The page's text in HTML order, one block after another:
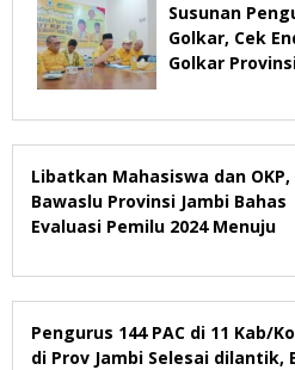
Susunan
Golkar, Cek
Golkar
Libatkan Mahasiswa dan OKP,
Bawaslu Provinsi Jambi Bahas
Evaluasi Pemilu 2024 Menuju
Pengurus 144 PAC di 11 Kab/
di Prov Jambi Selesai dilantik,